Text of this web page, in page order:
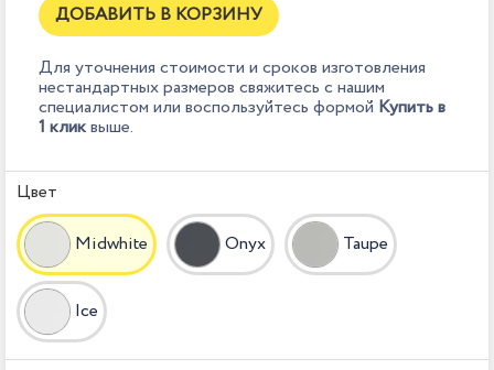
ДОБАВИТЬ В КОРЗИНУ
Для уточнения стоимости и сроков изготовления
нестандартных размеров свяжитесь с нашим
специалистом или воспользуйтесь формой Купить в
1 кликвыше.
Цвет
Midwhite Onyx Taupe
Ice